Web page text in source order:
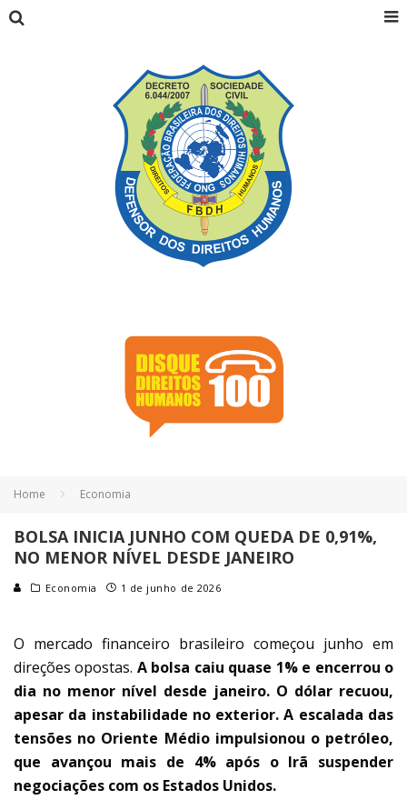
Home Economia
BOLSA INICIA JUNHO COM QUEDA DE 0,91%,
NO MENOR NÍVEL DESDE JANEIRO
Economia 1 de junho de 2026
O mercado financeiro brasileiro começou junho em
direções opostas. A bolsa caiu quase 1% e encerrou o
dia no menor nível desde janeiro. O dólar recuou,
apesar da instabilidade no exterior. A escalada das
tensões no Oriente Médio impulsionou o petróleo,
que avançou mais de 4% após o Irã suspender
negociações com os Estados Unidos.